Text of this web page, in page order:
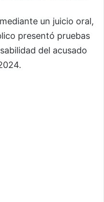
un juicio oral,
presentó pruebas
del acusado